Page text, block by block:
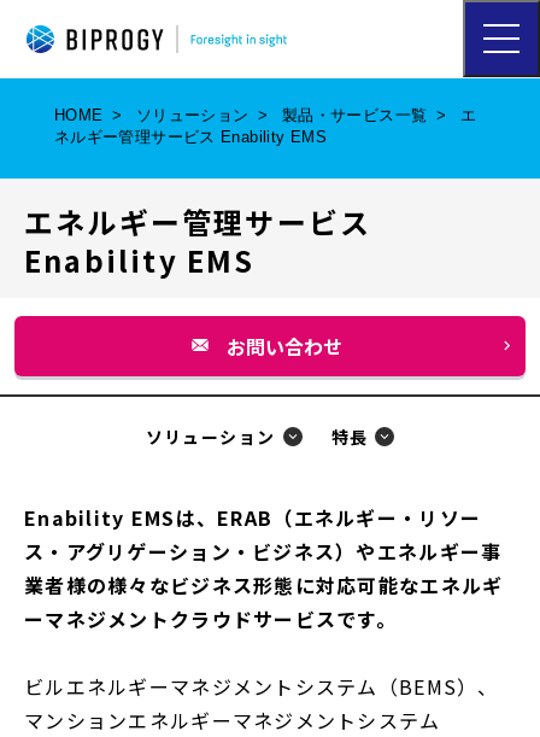
ハ
ン
メ
HOME ソリューション 製品・サービス一覧
エ
ネルギー管理サービス Enability EMS
エネルギー管理サービス
Enability EMS
お問い合わせ
ウ
ィ
ウ
開
く
ソリューション 特長
Enability EMSは、ERAB（エネルギー・リソー
ス・アグリゲーション・ビジネス）やエネルギー事
業者様の様々なビジネス形態に対応可能なエネルギ
ーマネジメントクラウドサービスです。
ビルエネルギーマネジメントシステム（BEMS）、
マンションエネルギーマネジメントシステム